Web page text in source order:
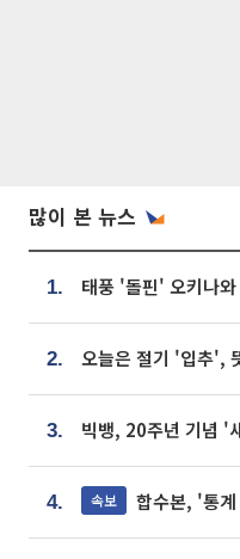
많이 본 뉴스
1.
2. 오늘은 절기 '입추',
3.
4. 속보 합수본, '통계 조작'